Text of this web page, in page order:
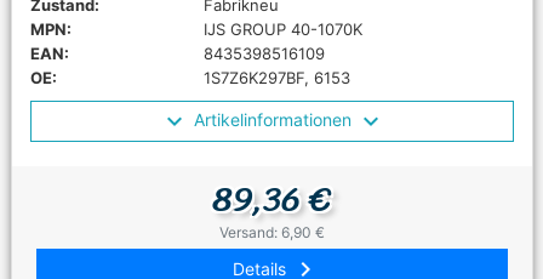
Zustand:
Fabrikneu
MPN:
IJS GROUP 40-1070K
EAN:
8435398516109
OE:
1S7Z6K297BF, 6153
Artikelinformationen
89,36 €
Versand: 6,90 €
Details keyboard_arrow_right